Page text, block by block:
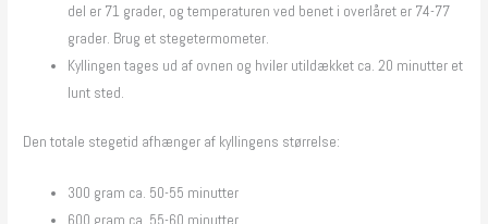
del er 71 grader, og temperaturen ved benet i overlåret er 74-77
grader. Brug et stegetermometer.
Kyllingen tages ud af ovnen og hviler utildækket ca. 20 minutter et
lunt sted.
Den totale stegetid afhænger af kyllingens størrelse:
300 gram ca. 50-55 minutter
600 gram ca. 55-60 minutter